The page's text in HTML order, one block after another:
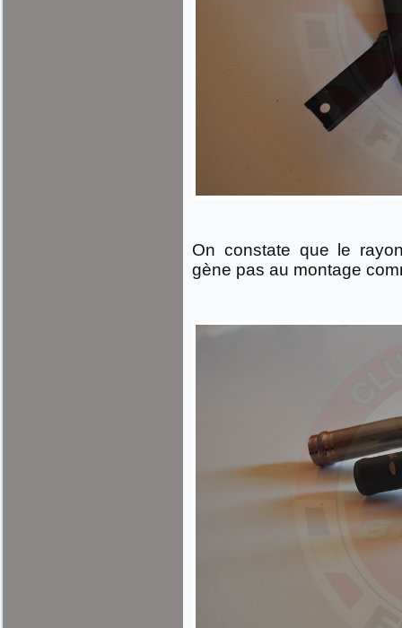
On constate que le
gène pas au montage